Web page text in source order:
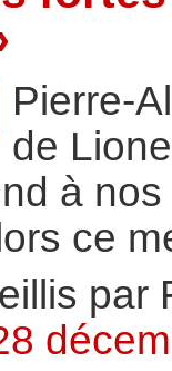
Pierre-
de
à
ce